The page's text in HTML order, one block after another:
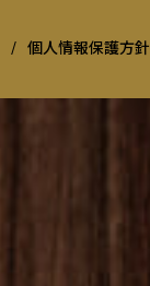
/ 個人情報保護方針